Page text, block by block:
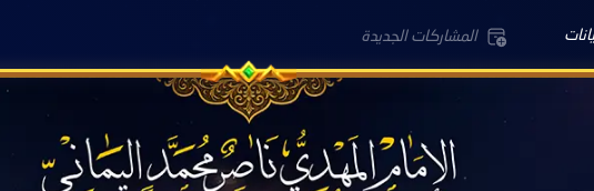
المشاركات الجديدة